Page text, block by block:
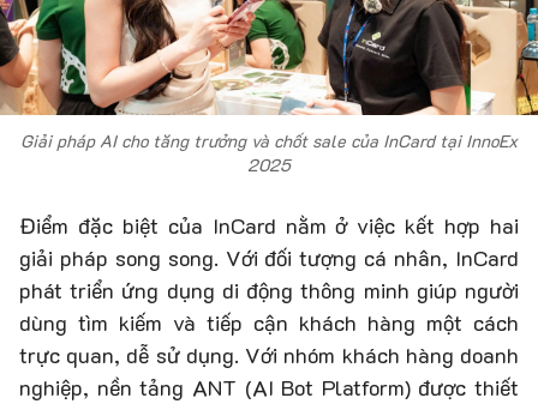
Giải pháp AI cho tăng trưởng và chốt sale của InCard tại InnoEx
2025
Điểm đặc biệt của InCard nằm ở việc kết hợp hai
giải pháp song song. Với đối tượng cá nhân, InCard
phát triển ứng dụng di động thông minh giúp người
dùng tìm kiếm và tiếp cận khách hàng một cách
trực quan, dễ sử dụng. Với nhóm khách hàng doanh
nghiệp, nền tảng ANT (AI Bot Platform) được thiết